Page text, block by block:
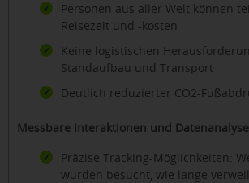
Personen aus aller Welt können
Reisezeit und -kosten
Keine logistischen
Standaufbau und Transport
Deutlich reduzierter CO2-
Messbare Interaktionen und
Präzise Tracking-Möglichkeiten:
wurden besucht, wie lange